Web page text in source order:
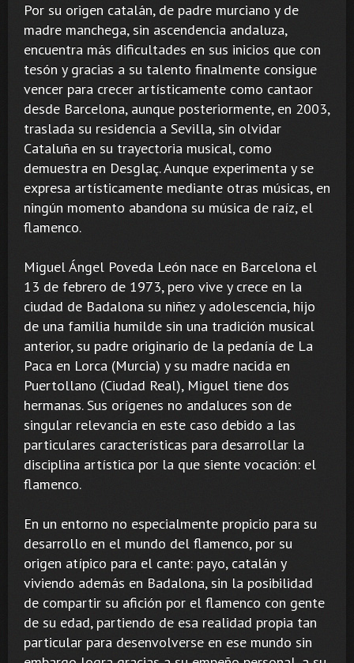
Por su origen catalán, de padre murciano y de
madre manchega, sin ascendencia andaluza,
encuentra más dificultades en sus inicios que con
tesón y gracias a su talento finalmente consigue
vencer para crecer artísticamente como cantaor
desde Barcelona, aunque posteriormente, en 2003,
traslada su residencia a Sevilla, sin olvidar
Cataluña en su trayectoria musical, como
demuestra en Desglaç. Aunque experimenta y se
expresa artísticamente mediante otras músicas, en
ningún momento abandona su música de raíz, el
flamenco.
Miguel Ángel Poveda León nace en Barcelona el
13 de febrero de 1973, pero vive y crece en la
ciudad de Badalona su niñez y adolescencia, hijo
de una familia humilde sin una tradición musical
anterior, su padre originario de la pedanía de La
Paca en Lorca (Murcia) y su madre nacida en
Puertollano (Ciudad Real), Miguel tiene dos
hermanas. Sus orígenes no andaluces son de
singular relevancia en este caso debido a las
particulares características para desarrollar la
disciplina artística por la que siente vocación: el
flamenco.
En un entorno no especialmente propicio para su
desarrollo en el mundo del flamenco, por su
origen atípico para el cante: payo, catalán y
viviendo además en Badalona, sin la posibilidad
de compartir su afición por el flamenco con gente
de su edad, partiendo de esa realidad propia tan
particular para desenvolverse en ese mundo sin